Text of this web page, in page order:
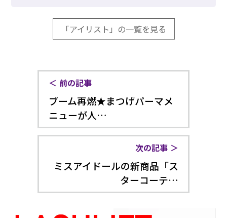
「アイリスト」の一覧を見る
前の記事
ブーム再燃★まつげパーマメ
ニューが人…
次の記事
ミスアイドールの新商品「ス
ターコーテ…